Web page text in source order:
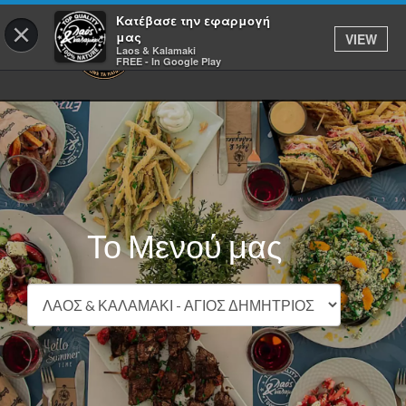
×
Κατέβασε την εφαρμογή
μας
Laos & Kalamaki
FREE - In Google Play
VIEW
Το Μενού μας